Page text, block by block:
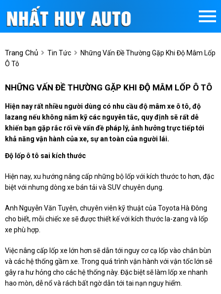
Trang Chủ Tin Tức
Những Vấn Đề Thường Gặp Khi Độ Mâm Lốp
Ô Tô
NHỮNG VẤN ĐỀ THƯỜNG GẶP KHI ĐỘ MÂM LỐP Ô TÔ
Hiện nay rất nhiều người dùng có nhu cầu độ mâm xe ô tô, độ
lazang nếu không nắm kỹ các nguyên tắc, quy định sẽ rất dễ
khiến bạn gặp rắc rối về vấn đề pháp lý, ảnh hưởng trực tiếp tới
khả năng vận hành của xe, sự an toàn của người lái.
Độ lốp ô tô sai kích thước
Hiện nay, xu hướng nâng cấp những bộ lốp với kích thước to hơn, đặc
biệt với nhưng dòng xe bán tải và SUV chuyên dụng.
Anh Nguyễn Văn Tuyên, chuyên viên kỹ thuật của Toyota Hà Đông
cho biết, mỗi chiếc xe sẽ được thiết kế với kích thước la-zang và lốp
xe phù hợp.
Việc nâng cấp lốp xe lớn hơn sẽ dẫn tới nguy cơ cạ lốp vào chắn bùn
và các hệ thống gầm xe. Trong quá trình vận hành với vận tốc lớn sẽ
gây ra hư hỏng cho các hệ thống này. Đặc biệt sẽ làm lốp xe nhanh
hao mòn, dễ nổ và rách bất ngờ dẫn tới tai nạn nguy hiểm.